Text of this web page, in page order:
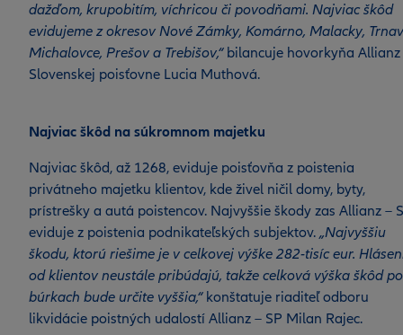
dažďom, krupobitím, víchricou či povodňami. Najviac škôd
evidujeme z okresov Nové Zámky, Komárno, Malacky,
Michalovce, Prešov a Trebišov,“bilancuje hovorkyňa Allianz
Slovenskej poisťovne Lucia Muthová.
Najviac škôd na súkromnom majetku
Najviac škôd, až 1268, eviduje poisťovňa z poistenia
privátneho majetku klientov, kde živel ničil domy, byty,
prístrešky a autá poistencov. Najvyššie škody zas Allianz –
eviduje z poistenia podnikateľských subjektov. „Najvyššiu
škodu, ktorú riešime je v celkovej výške 282-tisíc eur.
od klientov neustále pribúdajú, takže celková výška škôd po
búrkach bude určite vyššia,“konštatuje riaditeľ odboru
likvidácie poistných udalostí Allianz – SP Milan Rajec.